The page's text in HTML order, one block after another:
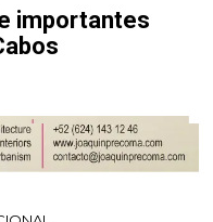
importantes